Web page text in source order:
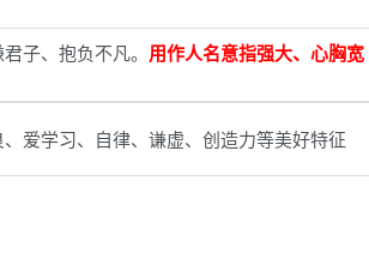
子、抱负不凡。 用作人名意指强大、心胸宽
爱学习、自律、谦虚、创造力等美好特征